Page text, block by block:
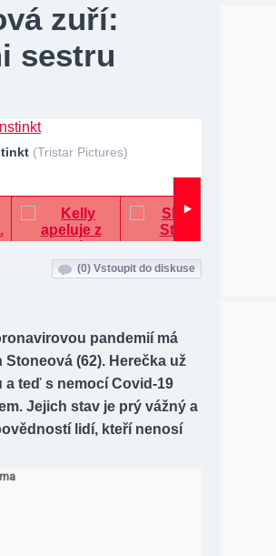
zuří:
sestru
(Tristar Pictures)
(0) Vstoupit do diskuse
pandemií má
(62). Herečka už
teď s nemocí Covid-19
Jejich stav je prý vážný a
lidí, kteří nenosí